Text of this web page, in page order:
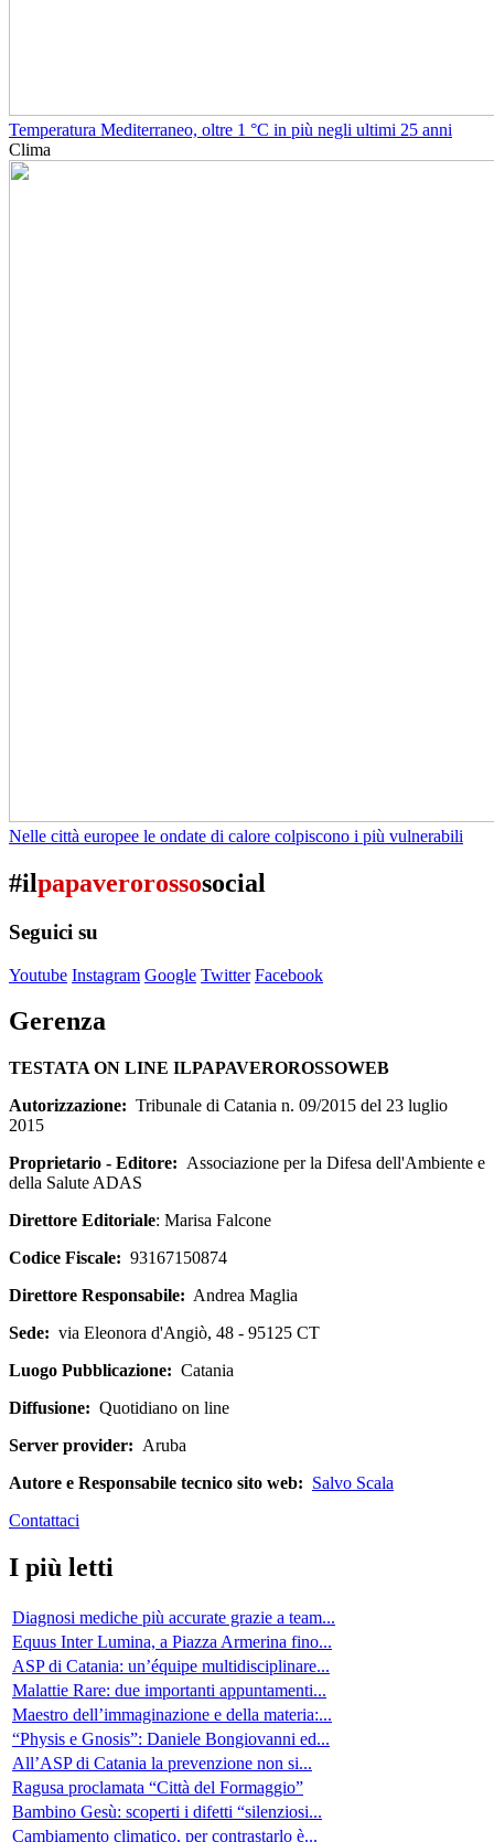
Temperatura Mediterraneo, oltre 1 °C in più negli ultimi 25 anni
Clima
Nelle città europee le ondate di calore colpiscono i più vulnerabili
#ilpapaverorossosocial
Seguici su
Youtube Instagram Google Twitter Facebook
Gerenza
TESTATA ON LINE ILPAPAVEROROSSOWEB
Autorizzazione: Tribunale di Catania n. 09/2015 del 23 luglio
2015
Proprietario - Editore: Associazione per la Difesa dell'Ambiente e
della Salute ADAS
Direttore Editoriale: Marisa Falcone
Codice Fiscale: 93167150874
Direttore Responsabile: Andrea Maglia
Sede: via Eleonora d'Angiò, 48 - 95125 CT
Luogo Pubblicazione: Catania
Diffusione: Quotidiano on line
Server provider: Aruba
Autore e Responsabile tecnico sito web: Salvo Scala
Contattaci
I più letti
Diagnosi mediche più accurate grazie a team...
Equus Inter Lumina, a Piazza Armerina fino...
ASP di Catania: un’équipe multidisciplinare...
Malattie Rare: due importanti appuntamenti...
Maestro dell’immaginazione e della materia:...
“Physis e Gnosis”: Daniele Bongiovanni ed...
All’ASP di Catania la prevenzione non si...
Ragusa proclamata “Città del Formaggio”
Bambino Gesù: scoperti i difetti “silenziosi...
Cambiamento climatico, per contrastarlo è...